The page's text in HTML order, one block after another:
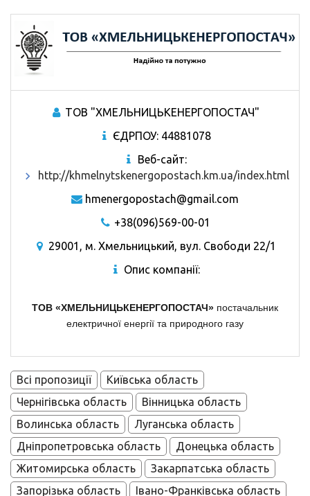
ТОВ "ХМЕЛЬНИЦЬКЕНЕРГОПОСТАЧ"
ЄДРПОУ: 44881078
Веб-сайт:
http://khmelnytskenergopostach.km.ua/index.html
hmenergopostach@gmail.com
+38(096)569-00-01
29001, м. Хмельницький, вул. Свободи 22/1
Опис компанії:
ТОВ «ХМЕЛЬНИЦЬКЕНЕРГОПОСТАЧ» постачальник
електричної енергії та природного газу
Всі пропозиції
Київська область
Чернігівська область
Вінницька область
Волинська область
Луганська область
Дніпропетровська область
Донецька область
Житомирська область
Закарпатська область
Запорізька область
Івано-Франківська область